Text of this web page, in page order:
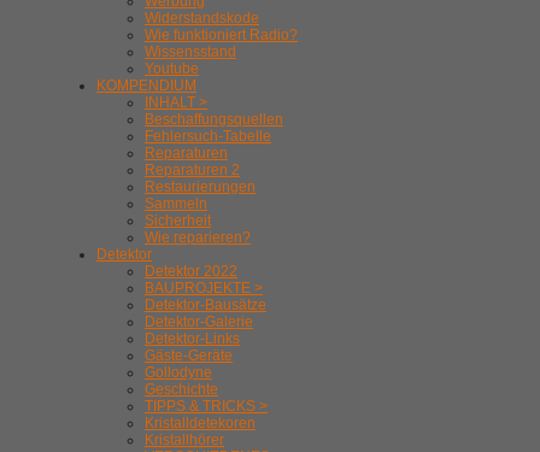
Widerstandskode
Wie funktioniert Radio?
Wissensstand
Youtube
KOMPENDIUM
INHALT >
Beschaffungsquellen
Fehlersuch-Tabelle
Reparaturen
Reparaturen 2
Restaurierungen
Sammeln
Sicherheit
Wie reparieren?
Detektor
Detektor 2022
BAUPROJEKTE >
Detektor-Bausätze
Detektor-Galerie
Detektor-Links
Gäste-Geräte
Gollodyne
Geschichte
TIPPS & TRICKS >
Kristalldetekoren
Kristallhörer